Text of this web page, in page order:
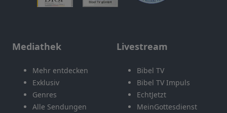
Mediathek
Mehr entdecken
Exklusiv
Genres
Alle Sendungen
Livestream
Bibel TV
Bibel TV Impuls
EchtJetzt
MeinGottesdienst